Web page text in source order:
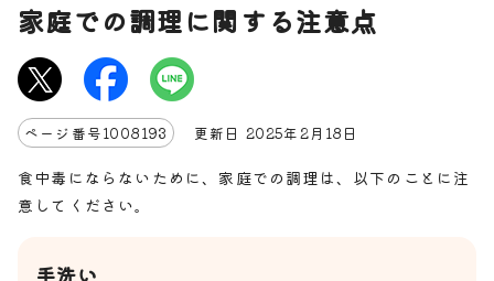
家庭での調理に関する注意点
ページ番号1008193 更新日 2025年2月 18 日
食中毒にならないために、家庭での調理は、以下のことに注
意してください。
手洗い